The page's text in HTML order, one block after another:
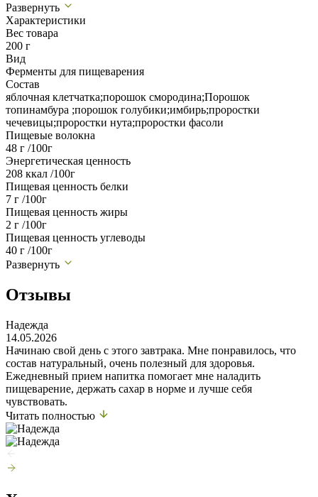
Развернуть
Характеристики
Вес товара
200 г
Вид
Ферменты для пищеварения
Состав
яблочная клетчатка;порошок смородина;Порошок
топинамбура ;порошок голубики;имбирь;проростки
чечевицы;проростки нута;проростки фасоли
Пищевые волокна
48 г /100г
Энергетическая ценность
208 ккал /100г
Пищевая ценность белки
7 г /100г
Пищевая ценность жиры
2 г /100г
Пищевая ценность углеводы
40 г /100г
Развернуть
Отзывы
Надежда
14.05.2026
Начинаю свой день с этого завтрака. Мне понравилось, что
состав натуральный, очень полезный для здоровья.
Ежедневный прием напитка помогает мне наладить
пищеварение, держать сахар в норме и лучше себя
чувствовать.
Читать полностью